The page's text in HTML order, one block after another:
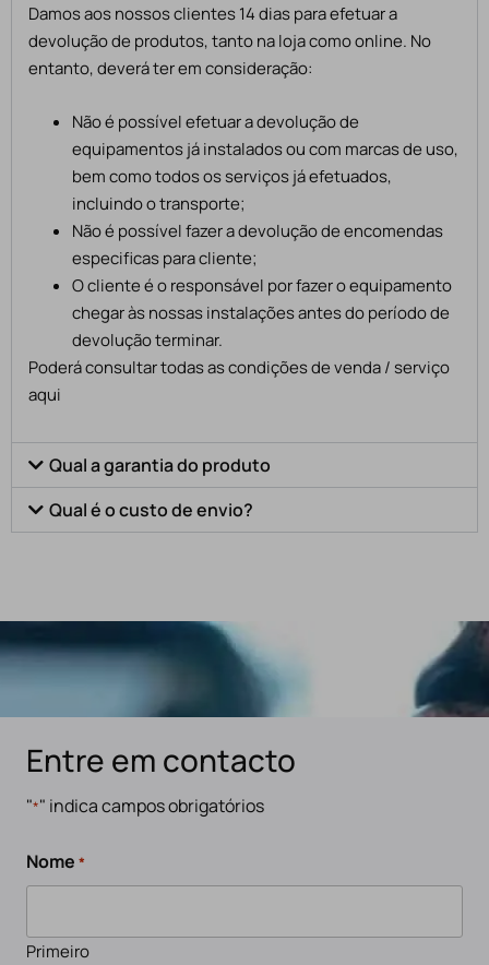
Damos aos nossos clientes 14 dias para efetuar a
devolução de produtos, tanto na loja como online. No
entanto, deverá ter em consideração:
Não é possível efetuar a devolução de
equipamentos já instalados ou com marcas de uso,
bem como todos os serviços já efetuados,
incluindo o transporte;
Não é possível fazer a devolução de encomendas
especificas para cliente;
O cliente é o responsável por fazer o equipamento
chegar às nossas instalações antes do período de
devolução terminar.
Poderá consultar todas as condições de venda / serviço
aqui
Qual a garantia do produto
Qual é o custo de envio?
Entre em contacto
"*" indica campos obrigatórios
Nome *
Primeiro